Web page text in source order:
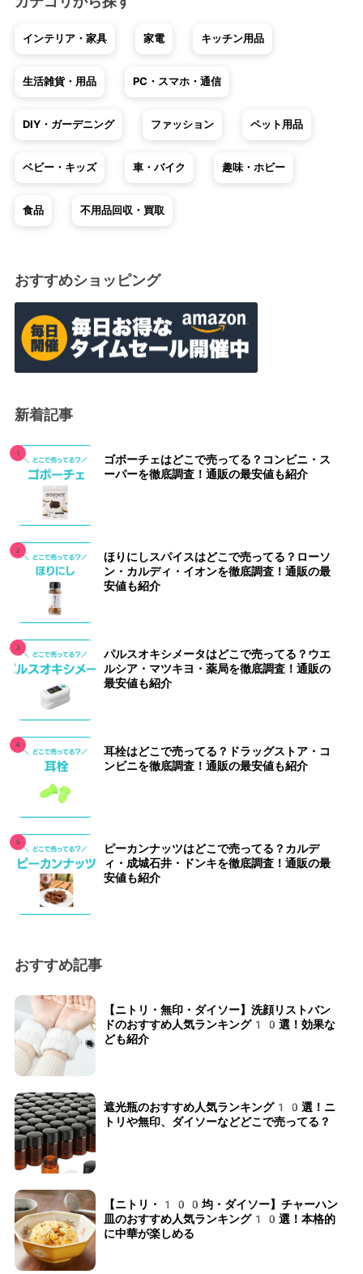
インテリア・家具 家電 キッチン用品
生活雑貨・用品 PC・スマホ・通信
DIY・ガーデニング ファッション ペット用品
ベビー・キッズ 車・バイク 趣味・ホビー
食品 不用品回収・買取
おすすめショッピング
新着記事
ゴボーチェはどこで売ってる？コンビニ・ス
ーパーを徹底調査！通販の最安値も紹介
ほりにしスパイスはどこで売ってる？ローソ
ン・カルディ・イオンを徹底調査！通販の最
安値も紹介
パルスオキシメータはどこで売ってる？ウエ
ルシア・マツキヨ・薬局を徹底調査！通販の
最安値も紹介
耳栓はどこで売ってる？ドラッグストア・コ
ンビニを徹底調査！通販の最安値も紹介
ピーカンナッツはどこで売ってる？カルデ
ィ・成城石井・ドンキを徹底調査！通販の最
安値も紹介
おすすめ記事
【ニトリ・無印・ダイソー】洗顔リストバン
ドのおすすめ人気ランキング10選！効果な
ども紹介
遮光瓶のおすすめ人気ランキング10選！ニ
トリや無印、ダイソーなどどこで売ってる？
【ニトリ・100均・ダイソー】チャーハン
皿のおすすめ人気ランキング10選！本格的
に中華が楽しめる